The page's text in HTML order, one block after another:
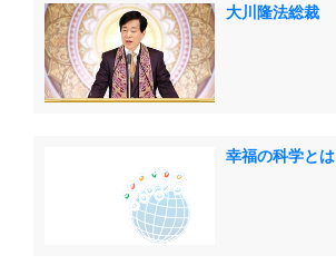
大川隆法総裁
幸福の科学とは